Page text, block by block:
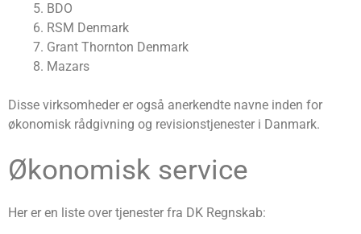
BDO
RSM Denmark
Grant Thornton Denmark
Mazars
Disse virksomheder er også anerkendte navne inden for
økonomisk rådgivning og revisionstjenester i Danmark.
Økonomisk service
Her er en liste over tjenester fra DK Regnskab: